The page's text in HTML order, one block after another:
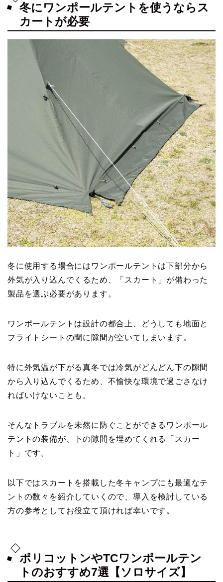
冬にワンポールテントを使うならス
カートが必要
冬に使用する場合にはワンポールテントは下部分から
外気が入り込んでくるため、「スカート」が備わった
製品を選ぶ必要があります。
ワンポールテントは設計の都合上、どうしても地面と
フライトシートの間に隙間が空いてしまいます。
特に外気温が下がる真冬では冷気がどんどん下の隙間
から入り込んでくるため、不愉快な環境で過ごさなけ
ればいけないことも。
そんなトラブルを未然に防ぐことができるワンポール
テントの装備が、下の隙間を埋めてくれる「スカー
ト」です。
以下ではスカートを搭載した冬キャンプにも最適なテ
ントの数々を紹介していくので、導入を検討している
方の参考としてお役立て頂ければ幸いです。
ポリコットンやTCワンポールテン
トのおすすめ7選【ソロサイズ】